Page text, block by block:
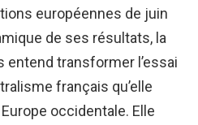
européennes de juin
de ses résultats, la
entend transformer l’essai
français qu’elle
occidentale. Elle